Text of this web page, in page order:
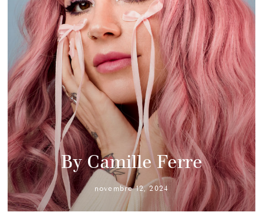
By Camille Ferre
novembre 12, 2024